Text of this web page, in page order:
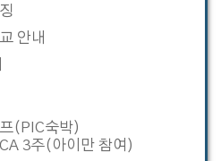
안내
(PIC숙박)
3주(아이만 참여)